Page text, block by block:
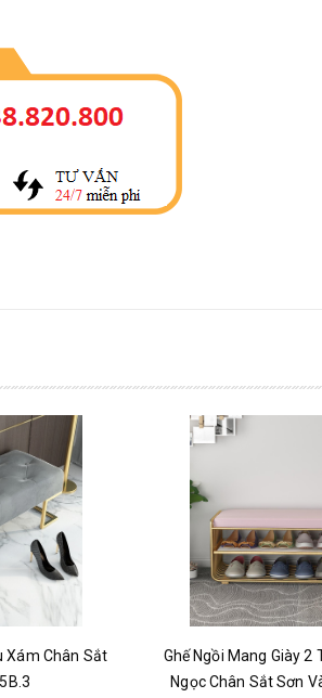
Xám Chân Sắt
Ghế Ngồi Mang Giày 2
Ngọc Chân Sắt Sơn